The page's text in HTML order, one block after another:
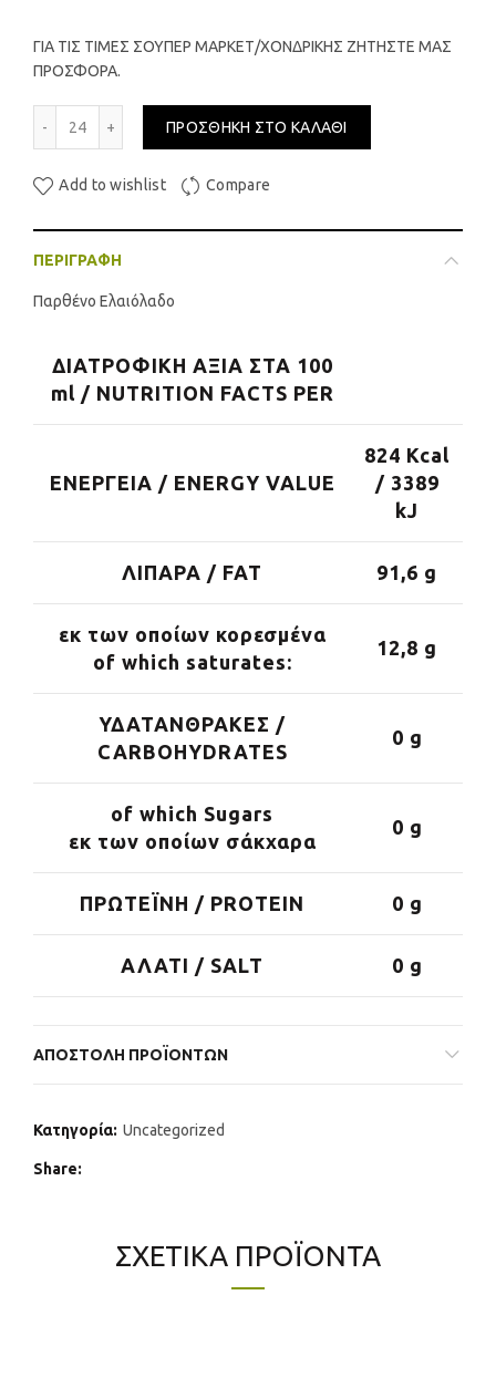
ΓΙΑ ΤΙΣ ΤΙΜΕΣ ΣΟΥΠΕΡ ΜΑΡΚΕΤ/ΧΟΝΔΡΙΚΗΣ ΖΗΤΗΣΤΕ ΜΑΣ
ΠΡΟΣΦΟΡΑ.
ΠΡΟΣΘΉΚΗ ΣΤΟ ΚΑΛΆΘΙ
Add to wishlist Compare
ΠΕΡΙΓΡΑΦΉ
Παρθένο Ελαιόλαδο
ΔΙΑΤΡΟΦΙΚΗ ΑΞΙΑ ΣΤΑ 100
ml / NUTRITION FACTS PER
ΕΝΕΡΓΕΙΑ / ENERGY VALUE
824 Kcal
/ 3389
kJ
ΛΙΠΑΡΑ / FAT 91,6 g
εκ των οποίων κορεσμένα
of which saturates:
12,8 g
ΥΔΑΤΑΝΘΡΑΚΕΣ /
CARBOHYDRATES
0 g
of which Sugars
εκ των οποίων σάκχαρα
0 g
ΠΡΩΤΕΪΝΗ / PROTEIN 0 g
ΑΛΑΤΙ / SALT 0 g
ΑΠΟΣΤΟΛΉ ΠΡΟΪΌΝΤΩΝ
Κατηγορία: Uncategorized
Share
ΣΧΕΤΙΚΆ ΠΡΟΪΌΝΤΑ